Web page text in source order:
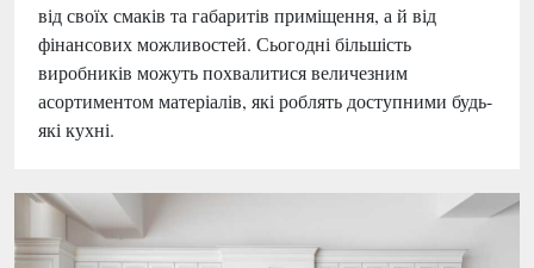
від своїх смаків та габаритів приміщення, а й від
фінансових можливостей. Сьогодні більшість
виробників можуть похвалитися величезним
асортиментом матеріалів, які роблять доступними будь-
які кухні.